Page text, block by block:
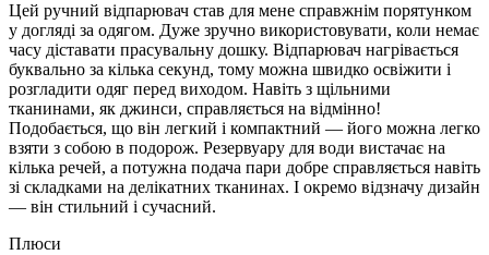
Цей ручний відпарювач став для мене справжнім порятунком
у догляді за одягом. Дуже зручно використовувати, коли немає
часу діставати прасувальну дошку. Відпарювач нагрівається
буквально за кілька секунд, тому можна швидко освіжити і
розгладити одяг перед виходом. Навіть з щільними
тканинами, як джинси, справляється на відмінно!
Подобається, що він легкий і компактний — його можна легко
взяти з собою в подорож. Резервуару для води вистачає на
кілька речей, а потужна подача пари добре справляється навіть
зі складками на делікатних тканинах. І окремо відзначу дизайн
— він стильний і сучасний.
Плюси